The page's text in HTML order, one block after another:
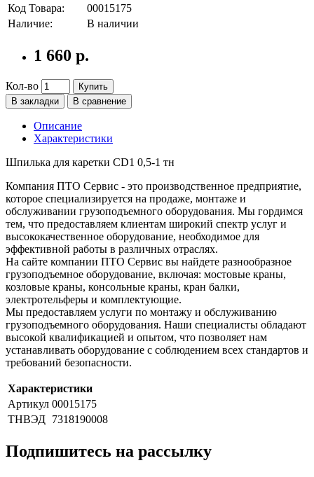
Код Товара:
00015175
Наличие:
В наличии
1 660 р.
Кол-во
Купить
В закладки
В сравнение
Описание
Характеристики
Шпилька для каретки CD1 0,5-1 тн
Компания ПТО Сервис - это производственное предприятие,
которое специализируется на продаже, монтаже и
обслуживании грузоподъемного оборудования. Мы гордимся
тем, что предоставляем клиентам широкий спектр услуг и
высококачественное оборудование, необходимое для
эффективной работы в различных отраслях.
На сайте компании ПТО Сервис вы найдете разнообразное
грузоподъемное оборудование, включая: мостовые краны,
козловые краны, консольные краны, кран балки,
электротельферы и комплектующие.
Мы предоставляем услуги по монтажу и обслуживанию
грузоподъемного оборудования. Наши специалисты обладают
высокой квалификацией и опытом, что позволяет нам
устанавливать оборудование с соблюдением всех стандартов и
требований безопасности.
Характеристики
Артикул 00015175
ТНВЭД 7318190008
Подпишитесь на рассылку